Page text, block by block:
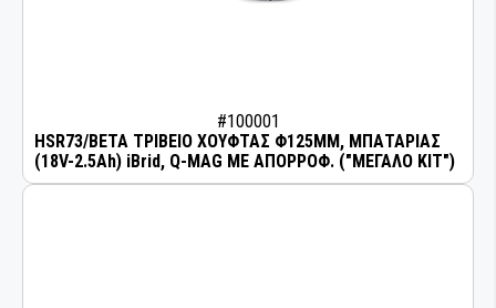
#100001
HSR73/BETA ΤΡΙΒΕΙΟ ΧΟΥΦΤΑΣ Φ125MM, ΜΠΑΤΑΡΙΑΣ
(18V-2.5Ah) iBrid, Q-MAG ΜΕ ΑΠΟΡΡΟΦ. ("ΜΕΓΑΛΟ ΚΙΤ")